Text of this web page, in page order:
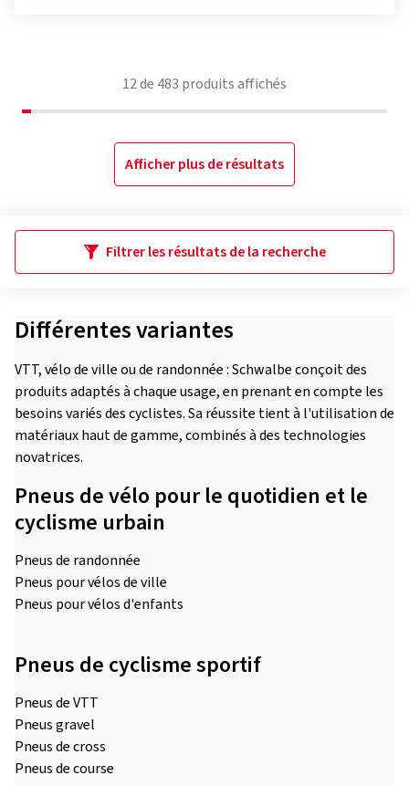
12de 483 produits affichés
Afficher plus de résultats
Filtrer les résultats de la recherche
Différentes variantes
VTT, vélo de ville ou de randonnée : Schwalbe conçoit des
produits adaptés à chaque usage, en prenant en compte les
besoins variés des cyclistes. Sa réussite tient à l'utilisation de
matériaux haut de gamme, combinés à des technologies
novatrices.
Pneus de vélo pour le quotidien et le
cyclisme urbain
Pneus de randonnée
Pneus pour vélos de ville
Pneus pour vélos d'enfants
Pneus de cyclisme sportif
Pneus de VTT
Pneus gravel
Pneus de cross
Pneus de course